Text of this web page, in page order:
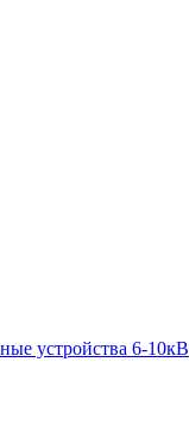
устройства 6-10кВ